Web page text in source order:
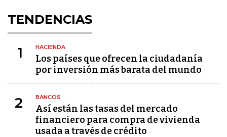
TENDENCIAS
1 HACIENDA
Los países que ofrecen la ciudadanía
por inversión más barata del mundo
2 BANCOS
Así están las tasas del mercado
financiero para compra de vivienda
usada a través de crédito